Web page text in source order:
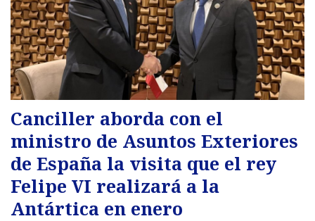
Canciller aborda con el
ministro de Asuntos Exteriores
de España la visita que el rey
Felipe VI realizará a la
Antártica en enero